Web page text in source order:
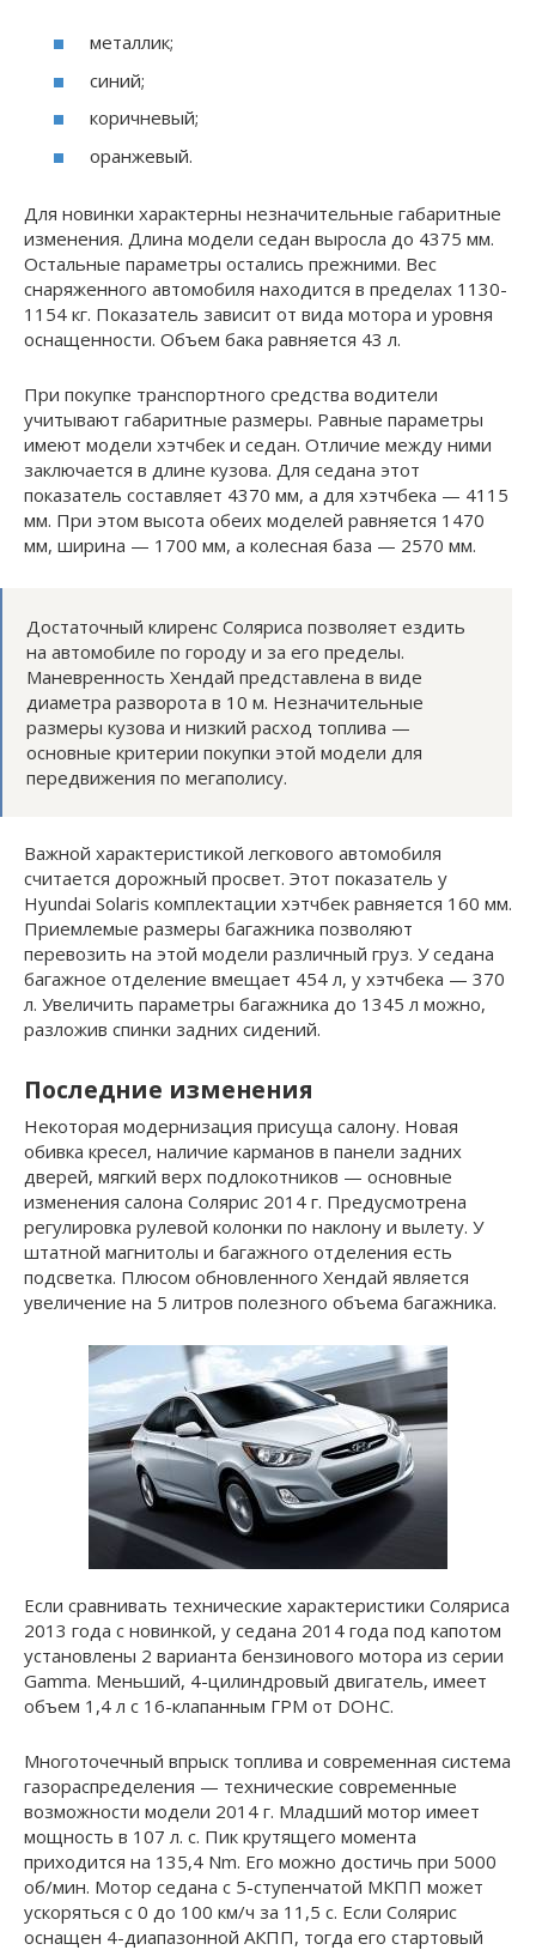
металлик;
синий;
коричневый;
оранжевый.
Для новинки характерны незначительные габаритные
изменения. Длина модели седан выросла до 4375 мм.
Остальные параметры остались прежними. Вес
снаряженного автомобиля находится в пределах 1130-
1154 кг. Показатель зависит от вида мотора и уровня
оснащенности. Объем бака равняется 43 л.
При покупке транспортного средства водители
учитывают габаритные размеры. Равные параметры
имеют модели хэтчбек и седан. Отличие между ними
заключается в длине кузова. Для седана этот
показатель составляет 4370 мм, а для хэтчбека — 4115
мм. При этом высота обеих моделей равняется 1470
мм, ширина — 1700 мм, а колесная база — 2570 мм.
Достаточный клиренс Соляриса позволяет ездить
на автомобиле по городу и за его пределы.
Маневренность Хендай представлена в виде
диаметра разворота в 10 м. Незначительные
размеры кузова и низкий расход топлива —
основные критерии покупки этой модели для
передвижения по мегаполису.
Важной характеристикой легкового автомобиля
считается дорожный просвет. Этот показатель у
Hyundai Solaris комплектации хэтчбек равняется 160 мм.
Приемлемые размеры багажника позволяют
перевозить на этой модели различный груз. У седана
багажное отделение вмещает 454 л, у хэтчбека — 370
л. Увеличить параметры багажника до 1345 л можно,
разложив спинки задних сидений.
Последние изменения
Некоторая модернизация присуща салону. Новая
обивка кресел, наличие карманов в панели задних
дверей, мягкий верх подлокотников — основные
изменения салона Солярис 2014 г. Предусмотрена
регулировка рулевой колонки по наклону и вылету. У
штатной магнитолы и багажного отделения есть
подсветка. Плюсом обновленного Хендай является
увеличение на 5 литров полезного объема багажника.
Если сравнивать технические характеристики Соляриса
2013 года с новинкой, у седана 2014 года под капотом
установлены 2 варианта бензинового мотора из серии
Gamma. Меньший, 4-цилиндровый двигатель, имеет
объем 1,4 л с 16-клапанным ГРМ от DOHC.
Многоточечный впрыск топлива и современная система
газораспределения — технические современные
возможности модели 2014 г. Младший мотор имеет
мощность в 107 л. с. Пик крутящего момента
приходится на 135,4 Nm. Его можно достичь при 5000
об/мин. Мотор седана с 5-ступенчатой МКПП может
ускоряться с 0 до 100 км/ч за 11,5 с. Если Солярис
оснащен 4-диапазонной АКПП, тогда его стартовый